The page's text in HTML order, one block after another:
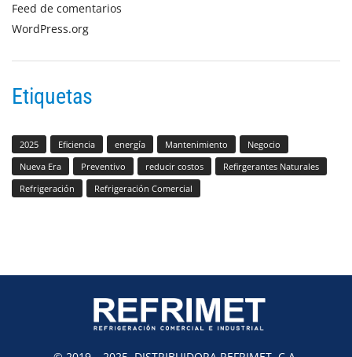
Feed de comentarios
WordPress.org
Etiquetas
2025 Eficiencia energía Mantenimiento
Negocio
Nueva Era
Preventivo reducir costos
Refirgerantes Naturales
Refrigeración
Refrigeración Comercial